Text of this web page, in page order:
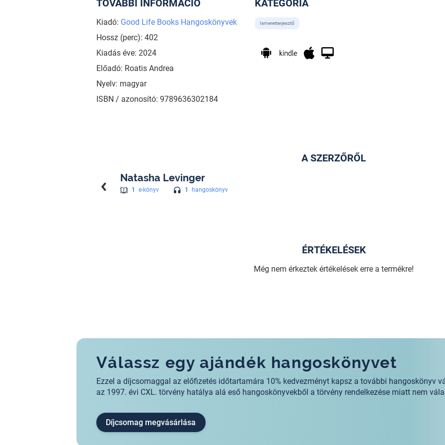
TOVÁBBI INFORMÁCIÓ
Kiadó: Good Life Books Hangoskönyvek
Hossz (perc): 402
Kiadás éve: 2024
Előadó: Roatis Andrea
Nyelv: magyar
ISBN / azonosító: 9789636302184
KATEGÓRIA
Ismeretterjesztő
A SZERZŐRŐL
Natasha Levinger
1 e-könyv 1 hangoskönyv
ÉRTÉKELÉSEK
Még nem érkeztek értékelések erre a termékre!
Válassz egy ajándék hangoskönyvet
Ezzel a díjcsomaggal az előfizetés időtartamára 10% kedvezményt kapsz a további hangoskönyv
az 1997. évi CXL. törvény hatálya alá eső hangoskönyvekből a törvény rendelkezése miatt nem
Díjcsomag megvásárlása